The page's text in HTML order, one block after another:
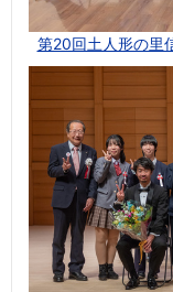
第20回土人形の里